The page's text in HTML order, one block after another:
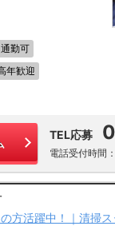
勤可
年歓迎
TEL応募
電話受付時間
方活躍中！｜清掃ス